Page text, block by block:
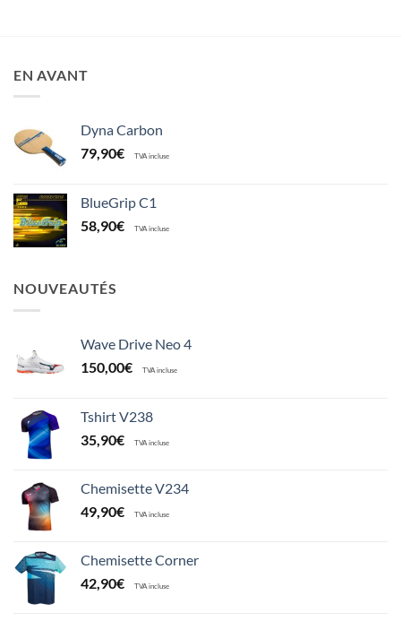
EN AVANT
Dyna Carbon
79,90€ TVA incluse
BlueGrip C1
58,90€ TVA incluse
NOUVEAUTÉS
Wave Drive Neo 4
150,00€ TVA incluse
Tshirt V238
35,90€ TVA incluse
Chemisette V234
49,90€ TVA incluse
Chemisette Corner
42,90€ TVA incluse